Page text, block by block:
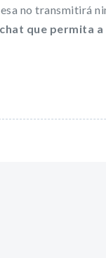
no transmitirá
que permita